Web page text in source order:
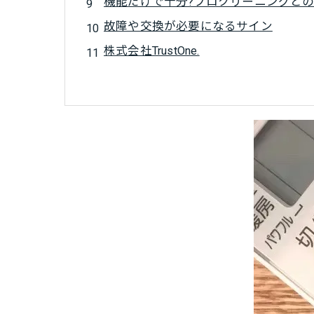
故障や交換が必要になるサイン
株式会社TrustOne.